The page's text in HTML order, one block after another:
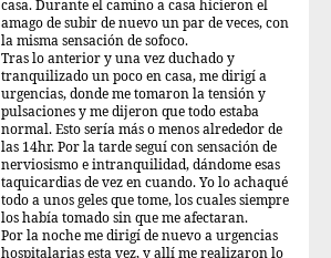
casa. Durante el camino a casa hicieron el
amago de subir de nuevo un par de veces, con
la misma sensación de sofoco.
Tras lo anterior y una vez duchado y
tranquilizado un poco en casa, me dirigí a
urgencias, donde me tomaron la tensión y
pulsaciones y me dijeron que todo estaba
normal. Esto sería más o menos alrededor de
las 14hr. Por la tarde seguí con sensación de
nerviosismo e intranquilidad, dándome esas
taquicardias de vez en cuando. Yo lo achaqué
todo a unos geles que tome, los cuales siempre
los había tomado sin que me afectaran.
Por la noche me dirigí de nuevo a urgencias
hospitalarias esta vez, y allí me realizaron lo